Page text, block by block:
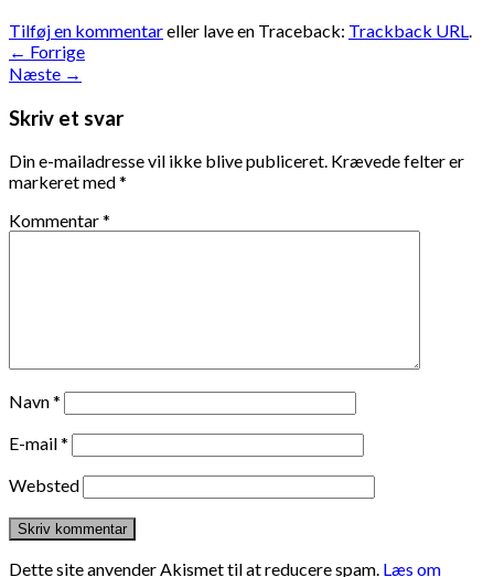
Tilføj en kommentareller lave en Traceback: Trackback URL.
← Forrige
Næste →
Skriv et svar
Din e-mailadresse vil ikke blive publiceret. Krævede felter er
markeret med*
Kommentar*
Navn*
E-mail*
Websted
Dette site anvender Akismet til at reducere spam. Læs om